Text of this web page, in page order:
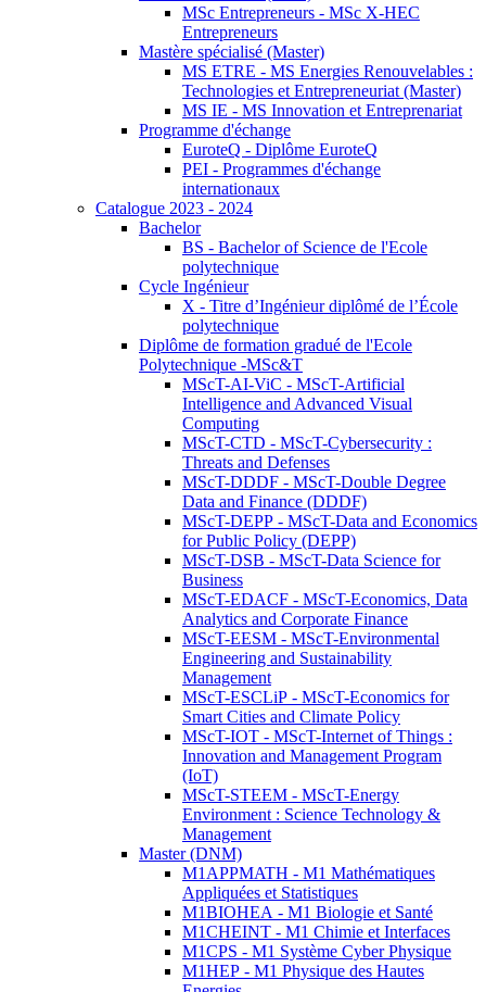
MSc Entrepreneurs - MSc X-HEC
Entrepreneurs
Mastère spécialisé (Master)
MS ETRE - MS Energies Renouvelables :
Technologies et Entrepreneuriat (Master)
MS IE - MS Innovation et Entreprenariat
Programme d'échange
EuroteQ - Diplôme EuroteQ
PEI - Programmes d'échange
internationaux
Catalogue 2023 - 2024
Bachelor
BS - Bachelor of Science de l'Ecole
polytechnique
Cycle Ingénieur
X - Titre d’Ingénieur diplômé de l’École
polytechnique
Diplôme de formation gradué de l'Ecole
Polytechnique -MSc&T
MScT-AI-ViC - MScT-Artificial
Intelligence and Advanced Visual
Computing
MScT-CTD - MScT-Cybersecurity :
Threats and Defenses
MScT-DDDF - MScT-Double Degree
Data and Finance (DDDF)
MScT-DEPP - MScT-Data and Economics
for Public Policy (DEPP)
MScT-DSB - MScT-Data Science for
Business
MScT-EDACF - MScT-Economics, Data
Analytics and Corporate Finance
MScT-EESM - MScT-Environmental
Engineering and Sustainability
Management
MScT-ESCLiP - MScT-Economics for
Smart Cities and Climate Policy
MScT-IOT - MScT-Internet of Things :
Innovation and Management Program
(IoT)
MScT-STEEM - MScT-Energy
Environment : Science Technology &
Management
Master (DNM)
M1APPMATH - M1 Mathématiques
Appliquées et Statistiques
M1BIOHEA - M1 Biologie et Santé
M1CHEINT - M1 Chimie et Interfaces
M1CPS - M1 Système Cyber Physique
M1HEP - M1 Physique des Hautes